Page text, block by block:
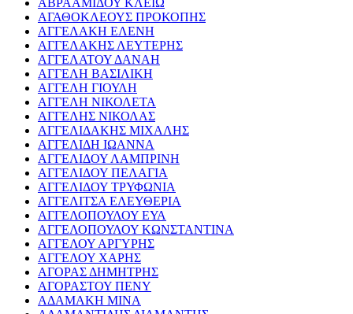
ΑΓΑΘΟΚΛΕΟΥΣ ΠΡΟΚΟΠΗΣ
ΑΓΓΕΛΑΚΗ ΕΛΕΝΗ
ΑΓΓΕΛΑΚΗΣ ΛΕΥΤΕΡΗΣ
ΑΓΓΕΛΑΤΟΥ ΔΑΝΑΗ
ΑΓΓΕΛΗ ΒΑΣΙΛΙΚΗ
ΑΓΓΕΛΗ ΓΙΟΥΛΗ
ΑΓΓΕΛΗ ΝΙΚΟΛΕΤΑ
ΑΓΓΕΛΗΣ ΝΙΚΟΛΑΣ
ΑΓΓΕΛΙΔΑΚΗΣ ΜΙΧΑΛΗΣ
ΑΓΓΕΛΙΔΗ ΙΩΑΝΝΑ
ΑΓΓΕΛΙΔΟΥ ΛΑΜΠΡΙΝΗ
ΑΓΓΕΛΙΔΟΥ ΠΕΛΑΓΙΑ
ΑΓΓΕΛΙΔΟΥ ΤΡΥΦΩΝΙΑ
ΑΓΓΕΛΙΤΣΑ ΕΛΕΥΘΕΡΙΑ
ΑΓΓΕΛΟΠΟΥΛΟΥ ΕΥΑ
ΑΓΓΕΛΟΠΟΥΛΟΥ ΚΩΝΣΤΑΝΤΙΝΑ
ΑΓΓΕΛΟΥ ΑΡΓΥΡΗΣ
ΑΓΓΕΛΟΥ ΧΑΡΗΣ
ΑΓΟΡΑΣ ΔΗΜΗΤΡΗΣ
ΑΓΟΡΑΣΤΟΥ ΠΕΝΥ
ΑΔΑΜΑΚΗ ΜΙΝΑ